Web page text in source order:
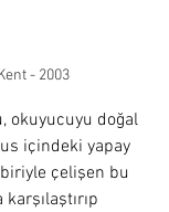
- 2003
okuyucuyu doğal
içindeki yapay
çelişen bu